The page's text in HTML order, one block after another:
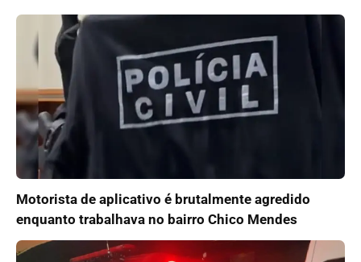
Motorista de aplicativo é brutalmente agredido
enquanto trabalhava no bairro Chico Mendes